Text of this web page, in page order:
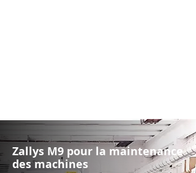
Zallys M9 pour la maintenance
des machines